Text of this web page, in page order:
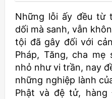
Những lỗi ấy đều từ
dối mà sanh, vẫn
tội đã gây đối với
Pháp, Tăng, cha
nhỏ như vi trần, nay
những nghiệp lành
Phật và đệ tử, hàng